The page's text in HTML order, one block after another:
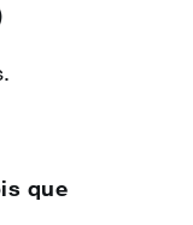
que